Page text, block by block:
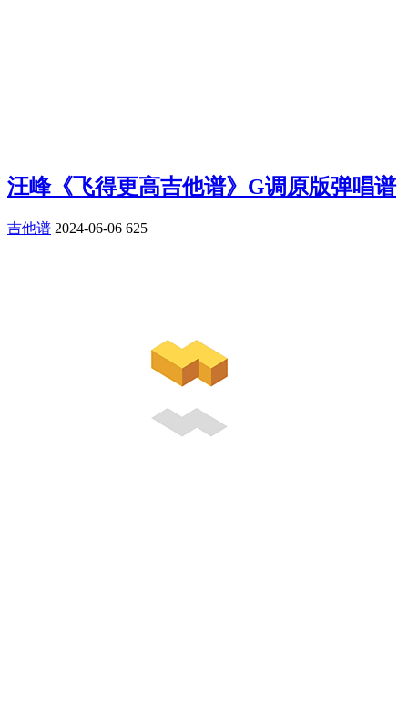
汪峰《飞得更高吉他谱》G调原版弹唱谱
吉他谱 2024-06-06 625